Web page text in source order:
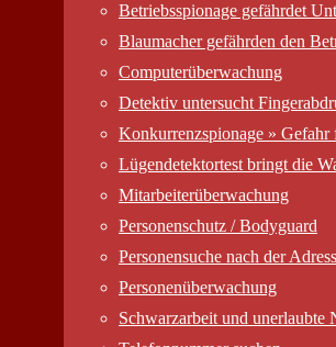
Betriebsspionage gefährdet
Blaumacher gefährden den
Computer­überwachung
Detektiv untersucht
Konkurrenzspionage » Gefahr
Lügendetektortest bringt die
Mitarbeiter­überwachung
Personenschutz / Bodyguard
Personensuche nach der
Personen­überwachung
Schwarzarbeit und unerlaubte